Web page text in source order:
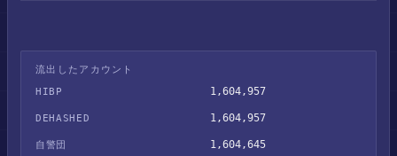
流出したアカウント
HIBP
1,604,957
DEHASHED 1,604,957
自警団 1,604,645